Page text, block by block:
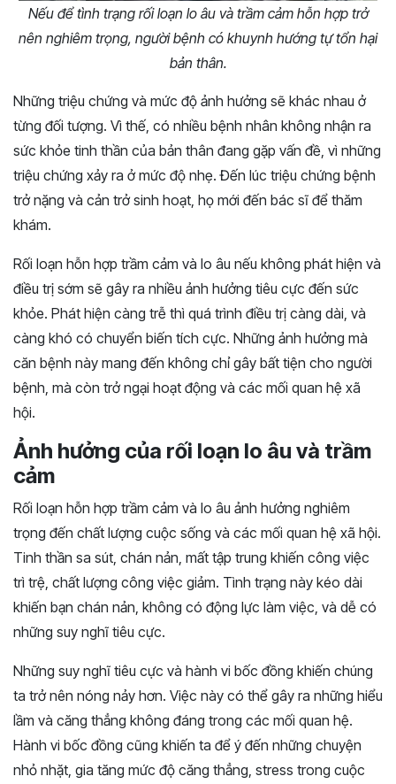
Nếu để tình trạng rối loạn lo âu và trầm cảm hỗn hợp trở
nên nghiêm trọng, người bệnh có khuynh hướng tự tổn hại
bản thân.
Những triệu chứng và mức độ ảnh hưởng sẽ khác nhau ở
từng đối tượng. Vì thế, có nhiều bệnh nhân không nhận ra
sức khỏe tinh thần của bản thân đang gặp vấn đề, vì những
triệu chứng xảy ra ở mức độ nhẹ. Đến lúc triệu chứng bệnh
trở nặng và cản trở sinh hoạt, họ mới đến bác sĩ để thăm
khám.
Rối loạn hỗn hợp trầm cảm và lo âu nếu không phát hiện và
điều trị sớm sẽ gây ra nhiều ảnh hưởng tiêu cực đến sức
khỏe. Phát hiện càng trễ thì quá trình điều trị càng dài, và
càng khó có chuyển biến tích cực. Những ảnh hưởng mà
căn bệnh này mang đến không chỉ gây bất tiện cho người
bệnh, mà còn trở ngại hoạt động và các mối quan hệ xã
hội.
Ảnh hưởng của rối loạn lo âu và trầm
cảm
Rối loạn hỗn hợp trầm cảm và lo âu ảnh hưởng nghiêm
trọng đến chất lượng cuộc sống và các mối quan hệ xã hội.
Tinh thần sa sút, chán nản, mất tập trung khiến công việc
trì trệ, chất lượng công việc giảm. Tình trạng này kéo dài
khiến bạn chán nản, không có động lực làm việc, và dễ có
những suy nghĩ tiêu cực.
Những suy nghĩ tiêu cực và hành vi bốc đồng khiến chúng
ta trở nên nóng nảy hơn. Việc này có thể gây ra những hiểu
lầm và căng thẳng không đáng trong các mối quan hệ.
Hành vi bốc đồng cũng khiến ta để ý đến những chuyện
nhỏ nhặt, gia tăng mức độ căng thẳng, stress trong cuộc